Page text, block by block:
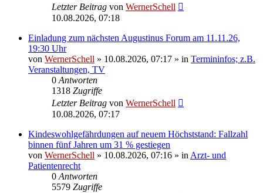
Letzter Beitrag von WernerSchell
10.08.2026, 07:18
Einladung zum nächsten Augustinus Forum am 11.11.26,
19:30 Uhr
von WernerSchell » 10.08.2026, 07:17 » in Termininfos; z.B.
Veranstaltungen, TV
0 Antworten
1318 Zugriffe
Letzter Beitrag von WernerSchell
10.08.2026, 07:17
Kindeswohlgefährdungen auf neuem Höchststand: Fallzahl
binnen fünf Jahren um 31 % gestiegen
von WernerSchell » 10.08.2026, 07:16 » in Arzt- und
Patientenrecht
0 Antworten
5579 Zugriffe